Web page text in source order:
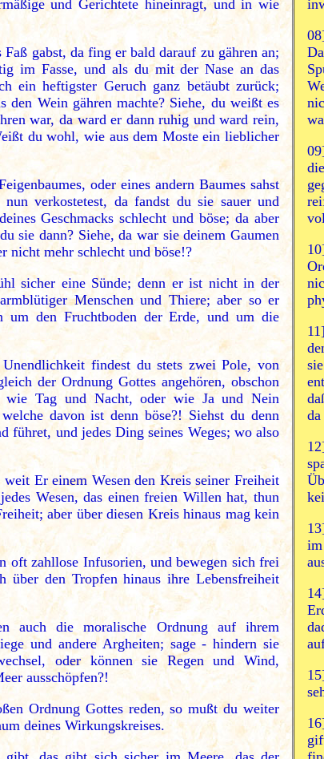
und Gerichtete hineinragt, und in wie
gabst, da fing er bald darauf zu gähren an;
im Fasse, und als du mit der Nase an das
ein heftigster Geruch ganz betäubt zurück;
den Wein gähren machte? Siehe, du weißt es
war, da ward er dann ruhig und ward rein,
du wohl, wie aus dem Moste ein lieblicher
oder eines andern Baumes sahst
verkostetest, da fandst du sie sauer und
Geschmacks schlecht und böse; da aber
sie dann? Siehe, da war sie deinem Gaumen
nicht mehr schlecht und böse!?
sicher eine Sünde; denn er ist nicht in der
Menschen und Thiere; aber so er
um den Fruchtboden der Erde, und um die
findest du stets zwei Pole, von
der Ordnung Gottes angehören, obschon
wie Tag und Nacht, oder wie Ja und Nein
davon ist denn böse?! Siehst du denn
führet, und jedes Ding seines Weges; wo also
Er einem Wesen den Kreis seiner Freiheit
Wesen, das einen freien Willen hat, thun
aber über diesen Kreis hinaus mag kein
oft zahllose Infusorien, und bewegen sich frei
über den Tropfen hinaus ihre Lebensfreiheit
auch die moralische Ordnung auf ihrem
und andere Argheiten; sage - hindern sie
oder können sie Regen und Wind,
ausschöpfen?!
Ordnung Gottes reden, so mußt du weiter
deines Wirkungskreises.
11]